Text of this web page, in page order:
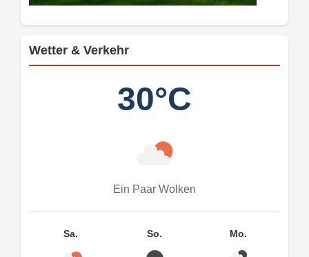
Wetter & Verkehr
30°C
Ein Paar Wolken
Sa. So. Mo.